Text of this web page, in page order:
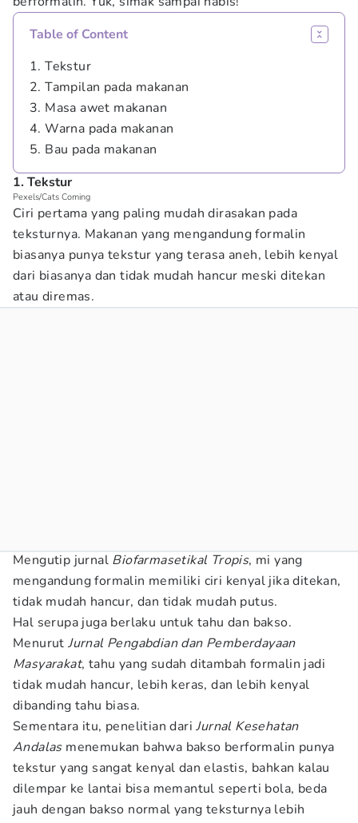
Table of Content
1. Tekstur
2. Tampilan pada makanan
3. Masa awet makanan
4. Warna pada makanan
5. Bau pada makanan
1. Tekstur
Pexels/Cats Coming
Ciri pertama yang paling mudah dirasakan pada
teksturnya. Makanan yang mengandung formalin
biasanya punya tekstur yang terasa aneh, lebih kenyal
dari biasanya dan tidak mudah hancur meski ditekan
atau diremas.
Mengutip jurnal Biofarmasetikal Tropis, mi yang
mengandung formalin memiliki ciri kenyal jika ditekan,
tidak mudah hancur, dan tidak mudah putus.
Hal serupa juga berlaku untuk tahu dan bakso.
MenurutJurnal Pengabdian dan Pemberdayaan
Masyarakat, tahu yang sudah ditambah formalin jadi
tidak mudah hancur, lebih keras, dan lebih kenyal
dibanding tahu biasa.
Sementara itu, penelitian dariJurnal Kesehatan
Andalasmenemukan bahwa bakso berformalin punya
tekstur yang sangat kenyal dan elastis, bahkan kalau
dilempar ke lantai bisa memantul seperti bola, beda
jauh dengan bakso normal yang teksturnya lebih